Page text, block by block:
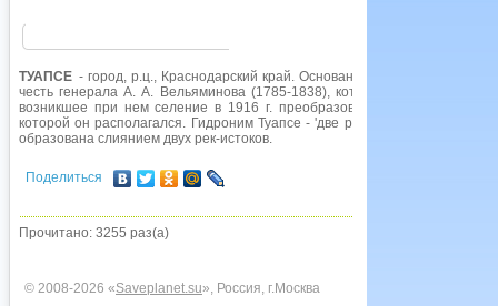
ТУАПСЕ - город, р.ц., Краснодарский край. Основан в 1864-1870 гг. как
честь генерала А. А. Вельяминова (1785-1838), который командовал в
возникшее при нем селение в 1916 г. преобразованы в город с
которой он располагался. Гидроним Туапсе - 'две реки' (адыг. туа 'два',
образована слиянием двух рек-истоков.
Поделиться
Прочитано: 3255 раз(а)
© 2008-2026 «Saveplanet.su», Россия, г.Москва